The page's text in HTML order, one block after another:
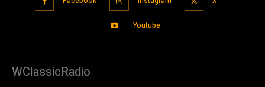
Youtube
WClassicRadio